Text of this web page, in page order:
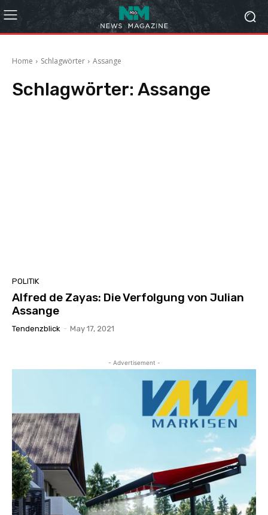
Home Schlagwörter Assange
Schlagwörter: Assange
POLITIK
Alfred de Zayas: Die Verfolgung von Julian
Assange
Tendenzblick - May 17, 2021
- Advertisement -